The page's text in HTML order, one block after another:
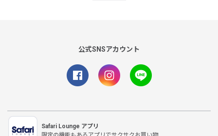
公式SNSアカウント
Safari Lounge アプリ